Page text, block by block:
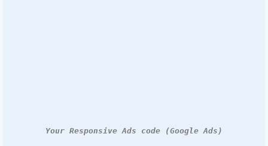
Your Responsive Ads code (Google Ads)